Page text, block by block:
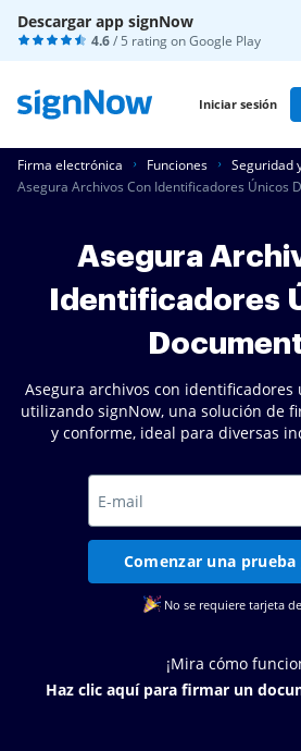
Descargar app signNow
4.6/ 5 rating onGoogle Play
Iniciar sesión
Firma electrónica Funciones
Seguridad
Asegura Archivos Con Identificadores Únicos
Asegura
Identificadores
Asegura archivos con identificadores
utilizando signNow, una solución de
y conforme, ideal para diversas
Comenzar una
No se requiere tarjeta
¡Mira cómo
Haz clic aquí para firmar un